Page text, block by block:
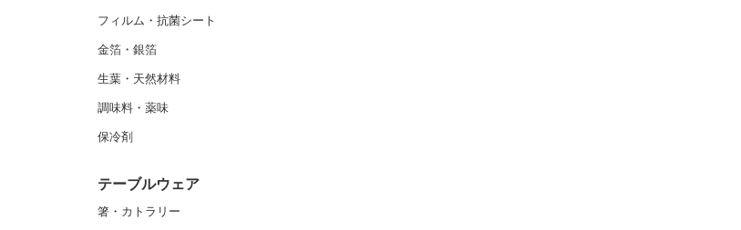
フィルム・抗菌シート
金箔・銀箔
生葉・天然材料
調味料・薬味
保冷剤
テーブルウェア
箸・カトラリー